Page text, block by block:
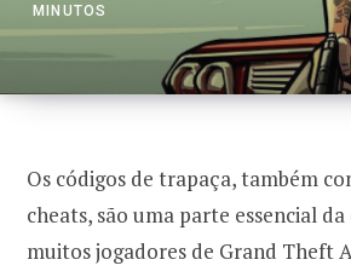
MINUTOS
Os códigos de trapaça, também
cheats, são uma parte essencial
muitos jogadores de Grand Theft